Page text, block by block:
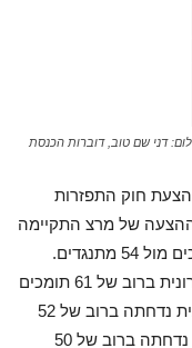
דני שם טוב, דוברות הכנסת
חוק התפזרות
ושלוש, התש"ף-2020. על ההצעה של מרצ התקיימה
הצבעה שמית והיא עברה ברוב של 61 תומכים מול 54 מתנגדים.
הצעת החוק השנייה עברה בהצבעה אלקטרונית ברוב של 61 תומכים
מול 54 מתנגדים. ההצעה השלישית והרביעית נדחתה ברוב של 52
תומכים מול 54 מתנגדים. ההצעה החמשית נדחתה ברוב של 50